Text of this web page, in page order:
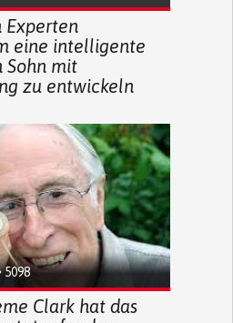
Experten
eine intelligente
Sohn mit
zu entwickeln
5098
Clark hat das